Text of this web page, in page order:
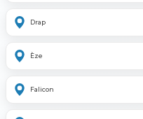
Drap
Èze
Falicon